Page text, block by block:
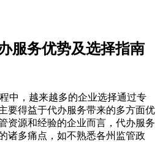
服务优势及选择指南
中，越来越多的企业选择通过专
要得益于代办服务带来的多方面优
资源和经验的企业而言，代办服务
诸多痛点，如不熟悉各州监管政